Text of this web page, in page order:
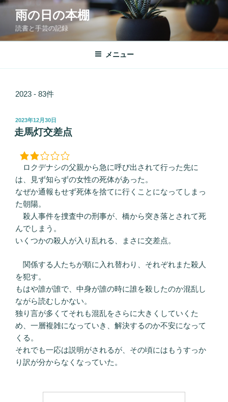
コ
ン
へ
雨の日の本棚
読書と手芸の記録
メニュー
2023 - 83件
投
稿
日:
2023年12月30日
走馬灯交差点
ロクデナシの父親から急に呼び出されて行った先に
は、見ず知らずの女性の死体があった。
なぜか通報もせず死体を捨てに行くことになってしまっ
た朝陽。
殺人事件を捜査中の刑事が、橋から突き落とされて死
んでしまう。
いくつかの殺人が入り乱れる、まさに交差点。
関係する人たちが順に入れ替わり、それぞれまた殺人
を犯す。
もはや誰が誰で、中身が誰の時に誰を殺したのか混乱し
ながら読むしかない。
独り言が多くてそれも混乱をさらに大きくしていくた
め、一層複雑になっていき、解決するのか不安になって
くる。
それでも一応は説明がされるが、その頃にはもうすっか
り訳が分からなくなっていた。